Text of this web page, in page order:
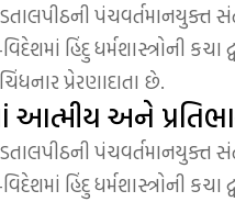
પંચવર્તમાનયુક્ત
હિંદુ ધર્મશાસ્ત્રોની કચા
પ્રેરણાદાતા છે.
આત્મીય અને
પંચવર્તમાનયુક્ત
હિંદુ ધર્મશાસ્ત્રોની કચા